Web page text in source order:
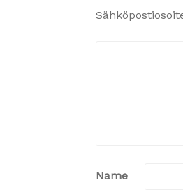
Name